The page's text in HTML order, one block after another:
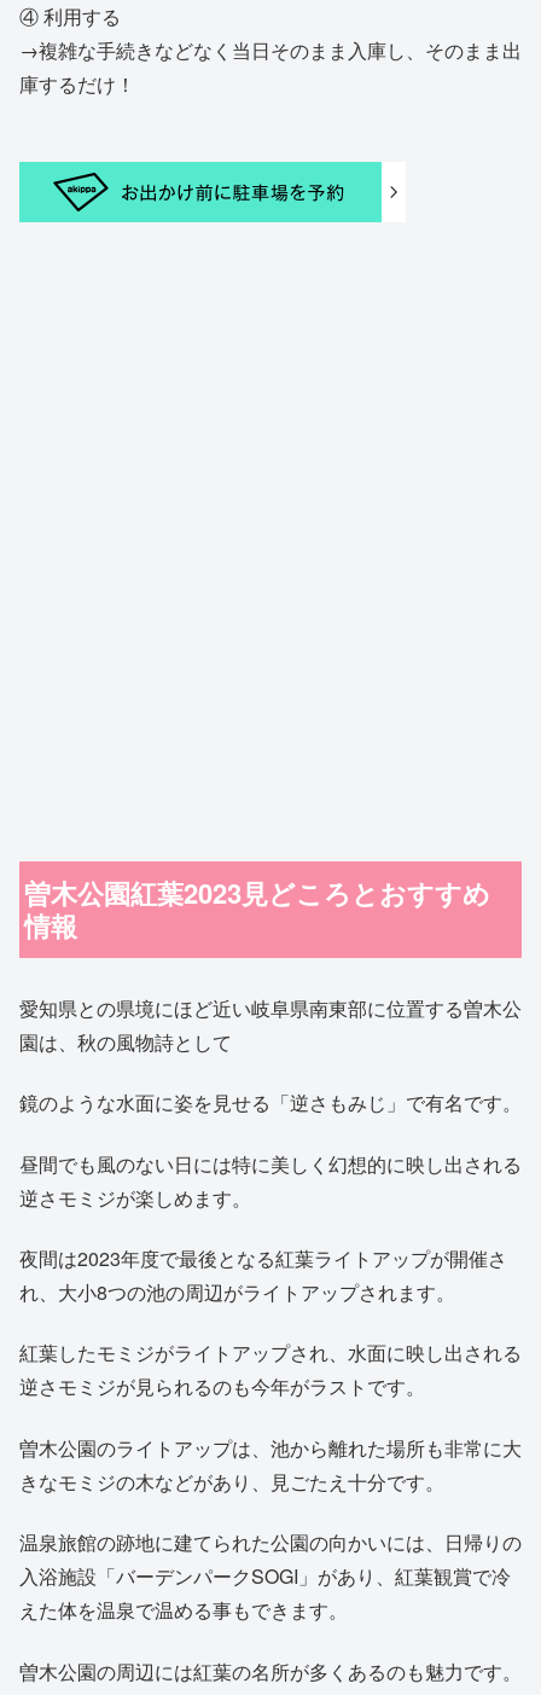
④ 利用する
→複雑な手続きなどなく当日そのまま入庫し、そのまま出
庫するだけ！
曽木公園紅葉2023見どころとおすすめ
情報
愛知県との県境にほど近い岐阜県南東部に位置する曽木公
園は、秋の風物詩として
鏡のような水面に姿を見せる「逆さもみじ」で有名です。
昼間でも風のない日には特に美しく幻想的に映し出される
逆さモミジが楽しめます。
夜間は2023年度で最後となる紅葉ライトアップが開催さ
れ、大小8つの池の周辺がライトアップされます。
紅葉したモミジがライトアップされ、水面に映し出される
逆さモミジが見られるのも今年がラストです。
曽木公園のライトアップは、池から離れた場所も非常に大
きなモミジの木などがあり、見ごたえ十分です。
温泉旅館の跡地に建てられた公園の向かいには、日帰りの
入浴施設「バーデンパークSOGI」があり、紅葉観賞で冷
えた体を温泉で温める事もできます。
曽木公園の周辺には紅葉の名所が多くあるのも魅力です。